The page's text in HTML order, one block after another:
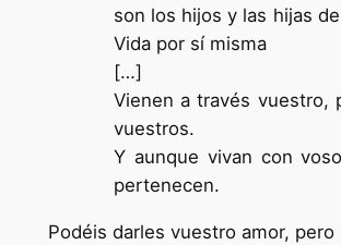
son los hijos y las hijas
Vida por sí misma
[…]
Vienen a través vuestro,
vuestros.
Y aunque vivan con
pertenecen.
Podéis darles vuestro amor, pero